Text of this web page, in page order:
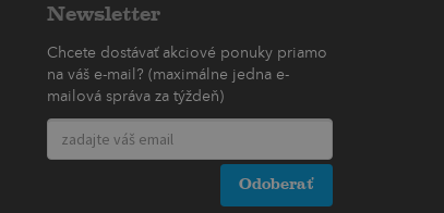
Newsletter
Chcete dostávať akciové ponuky priamo
na váš e-mail? (maximálne jedna e-
mailová správa za týždeň)
Odoberať